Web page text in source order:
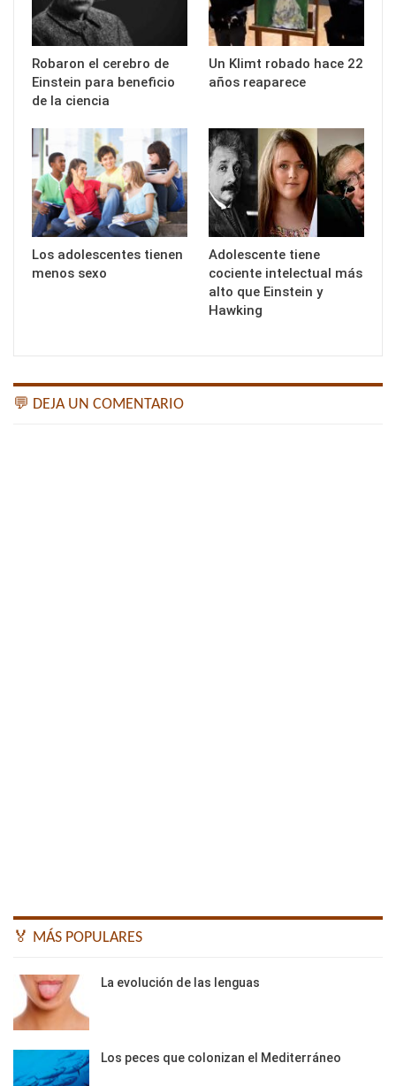
Robaron el cerebro de
Einstein para beneficio
de la ciencia
Un Klimt robado hace 22
años reaparece
Los adolescentes tienen
menos sexo
Adolescente tiene
cociente intelectual más
alto que Einstein y
Hawking
💬 DEJA UN COMENTARIO
🏅 MÁS POPULARES
La evolución de las lenguas
Los peces que colonizan el Mediterráneo